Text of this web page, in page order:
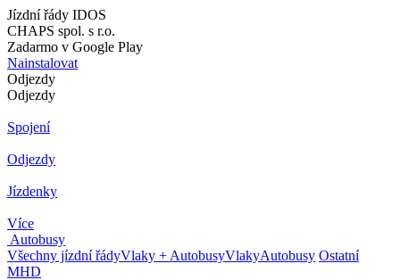
Jízdní řády IDOS
CHAPS spol. s r.o.
Zadarmo v Google Play
Nainstalovat
Odjezdy
Odjezdy
Spojení
Odjezdy
Jízdenky
Více
Autobusy
Všechny jízdní řádyVlaky + AutobusyVlakyAutobusy Ostatní
MHD